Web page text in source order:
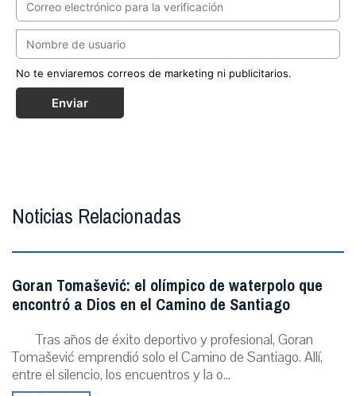
No te enviaremos correos de marketing ni publicitarios.
Enviar
Noticias Relacionadas
Goran Tomašević: el olímpico de waterpolo que
encontró a Dios en el Camino de Santiago
Tras años de éxito deportivo y profesional, Goran
Tomašević emprendió solo el Camino de Santiago. Allí,
entre el silencio, los encuentros y la o...